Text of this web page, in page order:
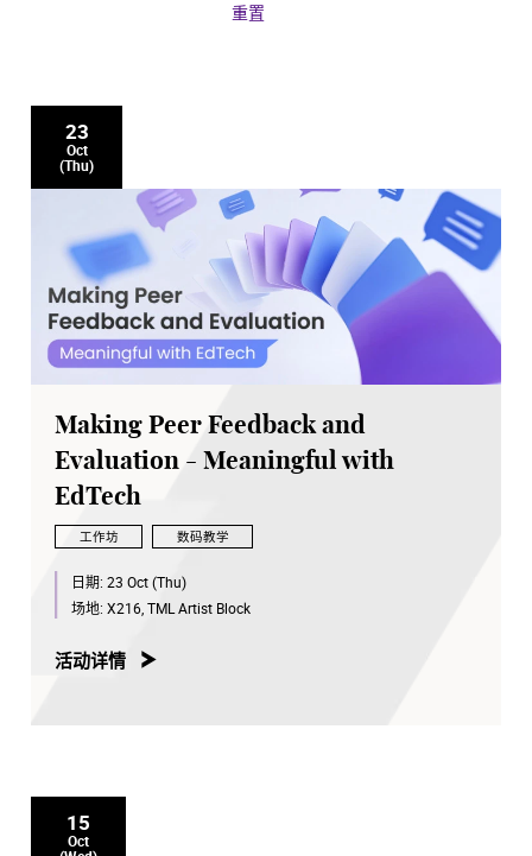
重置
23
Oct
(Thu)
Making Peer Feedback and
Evaluation - Meaningful with
EdTech
工作坊 数码教学
日期: 23 Oct (Thu)
场地: X216, TML Artist Block
活动详情
15
Oct